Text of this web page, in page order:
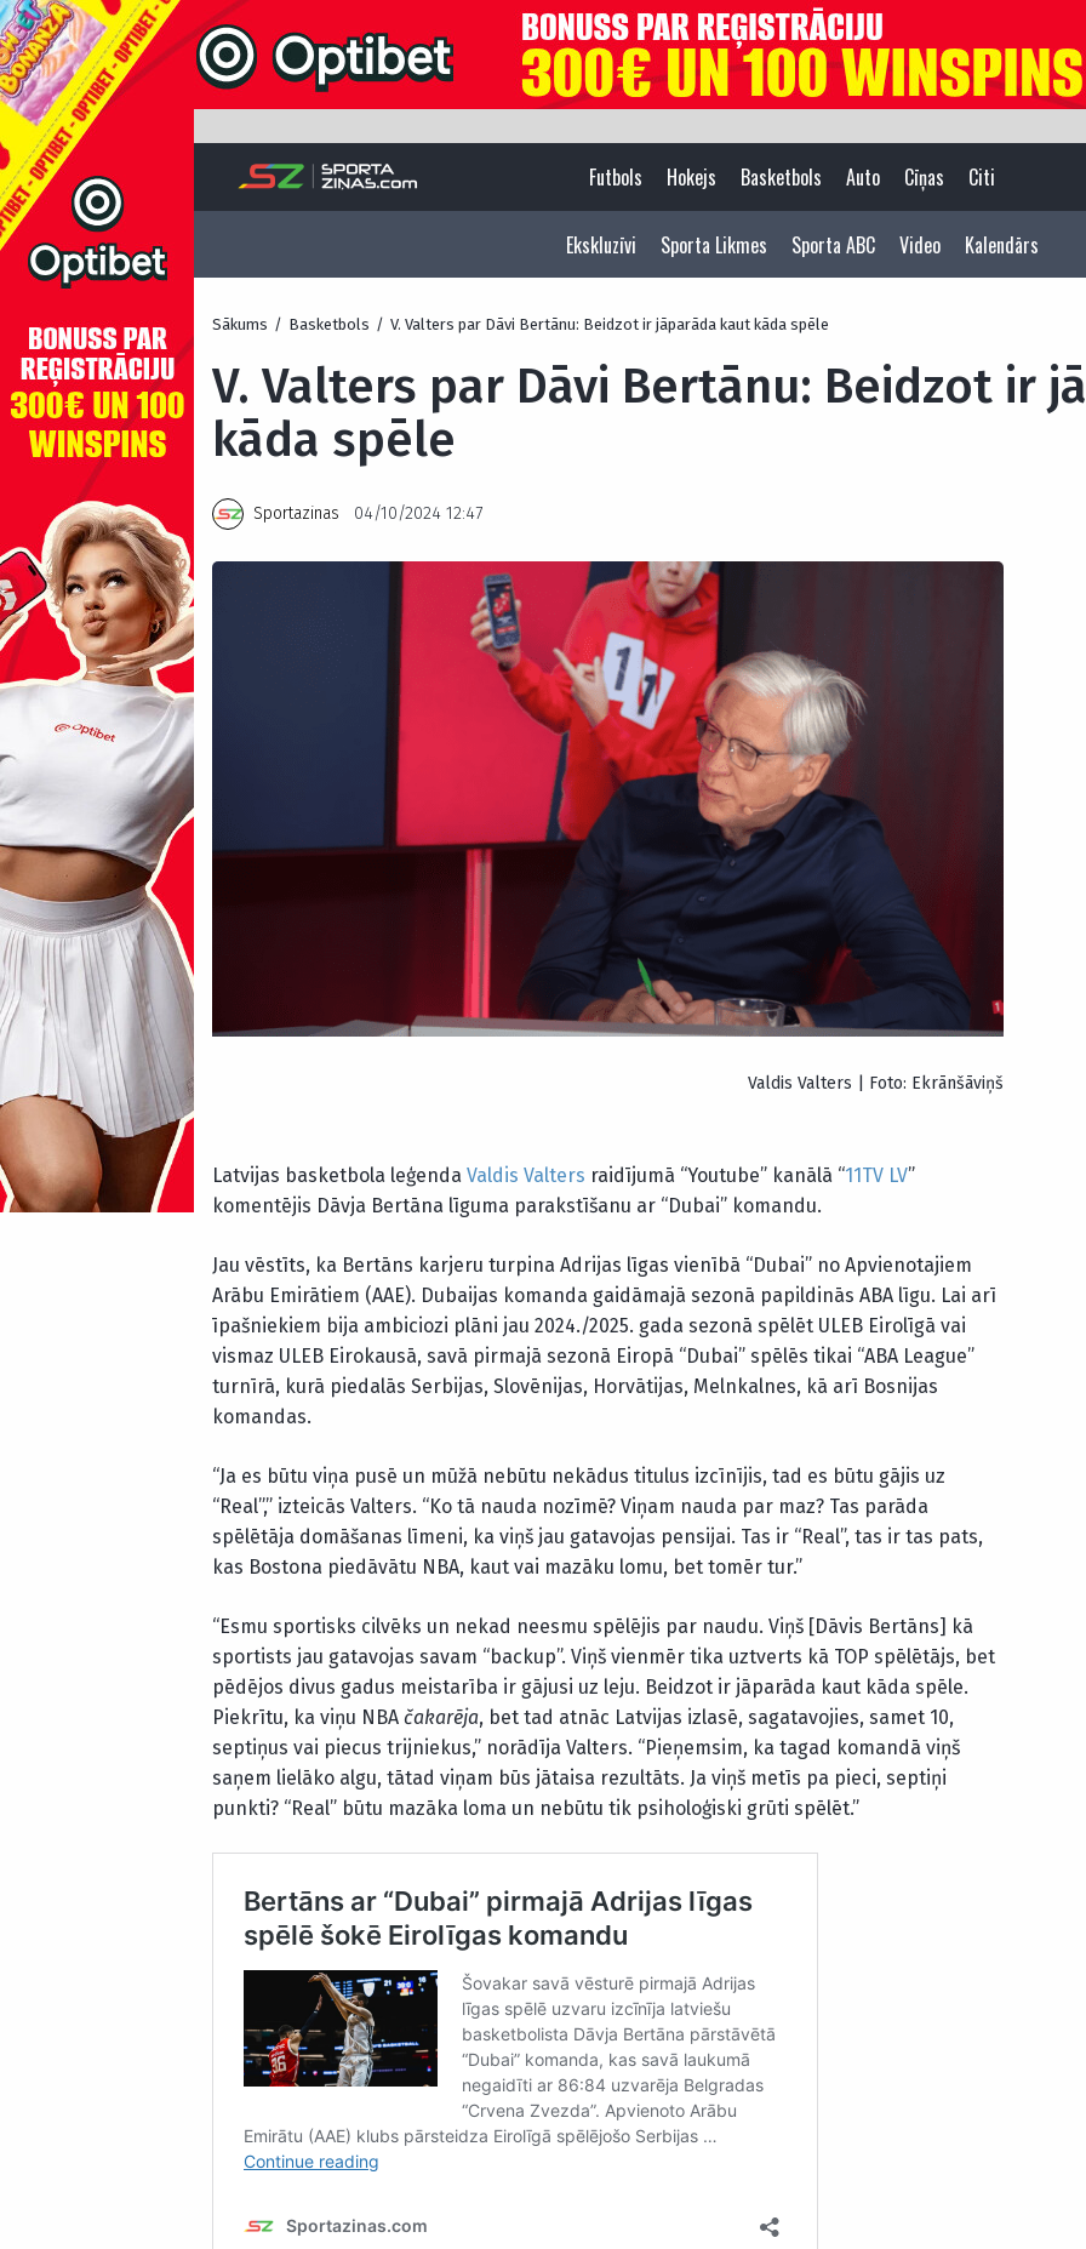
Futbols Hokejs Basketbols Auto Cīņas Citi
Ekskluzīvi Sporta Likmes Sporta ABC Video Kalendārs
Sākums / Basketbols / V. Valters par Dāvi Bertānu: Beidzot ir jāparāda kaut kāda spēle
V. Valters par Dāvi Bertānu: Beidzot ir
kāda spēle
Sportazinas 04/10/2024 12:47
Valdis Valters | Foto: Ekrānšāviņš
Latvijas basketbola leģenda Valdis Valters raidījumā “Youtube” kanālā “11TV LV”
komentējis Dāvja Bertāna līguma parakstīšanu ar “Dubai” komandu.
Jau vēstīts, ka Bertāns karjeru turpina Adrijas līgas vienībā “Dubai” no Apvienotajiem
Arābu Emirātiem (AAE). Dubaijas komanda gaidāmajā sezonā papildinās ABA līgu. Lai arī
īpašniekiem bija ambiciozi plāni jau 2024./2025. gada sezonā spēlēt ULEB Eirolīgā vai
vismaz ULEB Eirokausā, savā pirmajā sezonā Eiropā “Dubai” spēlēs tikai “ABA League”
turnīrā, kurā piedalās Serbijas, Slovēnijas, Horvātijas, Melnkalnes, kā arī Bosnijas
komandas.
“Ja es būtu viņa pusē un mūžā nebūtu nekādus titulus izcīnījis, tad es būtu gājis uz
“Real”,” izteicās Valters. “Ko tā nauda nozīmē? Viņam nauda par maz? Tas parāda
spēlētāja domāšanas līmeni, ka viņš jau gatavojas pensijai. Tas ir “Real”, tas ir tas pats,
kas Bostona piedāvātu NBA, kaut vai mazāku lomu, bet tomēr tur.”
“Esmu sportisks cilvēks un nekad neesmu spēlējis par naudu. Viņš [Dāvis Bertāns] kā
sportists jau gatavojas savam “backup”. Viņš vienmēr tika uztverts kā TOP spēlētājs, bet
pēdējos divus gadus meistarība ir gājusi uz leju. Beidzot ir jāparāda kaut kāda spēle.
Piekrītu, ka viņu NBA čakarēja, bet tad atnāc Latvijas izlasē, sagatavojies, samet 10,
septiņus vai piecus trijniekus,” norādīja Valters. “Pieņemsim, ka tagad komandā viņš
saņem lielāko algu, tātad viņam būs jātaisa rezultāts. Ja viņš metīs pa pieci, septiņi
punkti? “Real” būtu mazāka loma un nebūtu tik psiholoģiski grūti spēlēt.”